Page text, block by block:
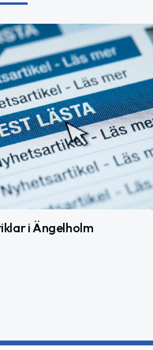
i Ängelholm